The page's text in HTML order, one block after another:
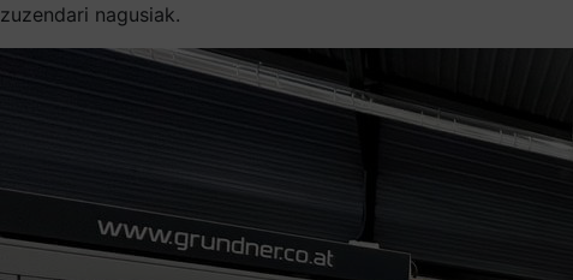
zuzendari nagusiak.